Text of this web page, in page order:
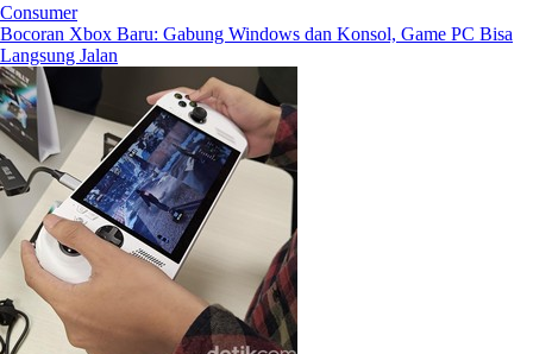
Consumer
Bocoran Xbox Baru: Gabung Windows dan Konsol, Game PC Bisa
Langsung Jalan